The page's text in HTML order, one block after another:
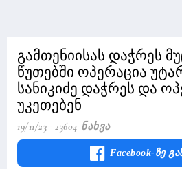
გამთენიისას დაჭრეს
წუთებში ოპერაცია
სანიკიძე დაჭრეს და
უკეთებენ
19/11/23 23604 Ნახვა
Facebook-Ზე